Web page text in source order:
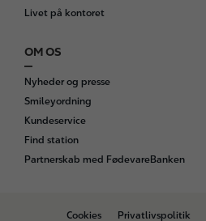
Livet på kontoret
OM OS
Nyheder og presse
Smileyordning
Kundeservice
Find station
Partnerskab med FødevareBanken
B
Cookies Privatlivspolitik